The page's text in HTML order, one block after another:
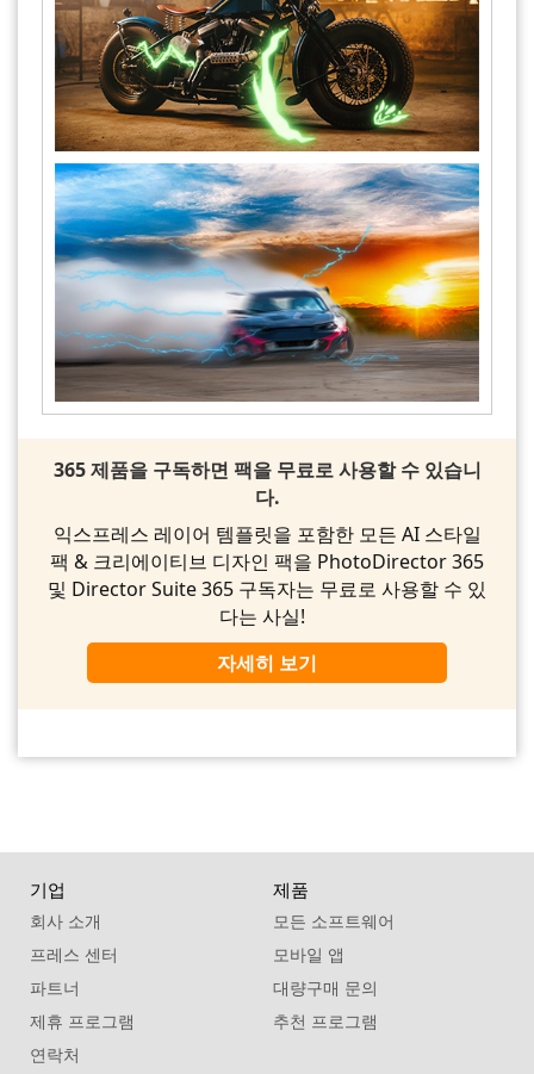
365 제품을 구독하면 팩을 무료로 사용할 수 있습니
다.
익스프레스 레이어 템플릿을 포함한 모든 AI 스타일
팩 & 크리에이티브 디자인 팩을 PhotoDirector 365
및 Director Suite 365 구독자는 무료로 사용할 수 있
다는 사실!
자세히 보기
기업
회사 소개
프레스 센터
파트너
제휴 프로그램
연락처
제품
모든 소프트웨어
모바일 앱
대량구매 문의
추천 프로그램